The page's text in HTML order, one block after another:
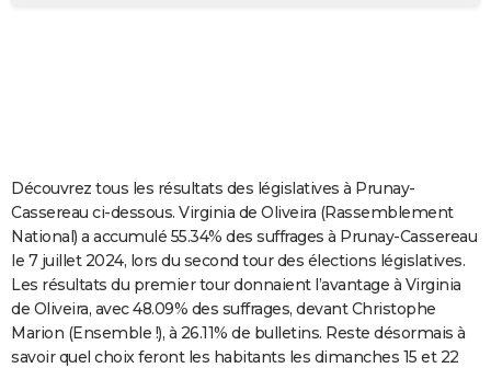
Carte de Noël
Carte Bonne année
Carte Saint-Valentin
Carte Pâques
Carte d'anniversaire
DICTIONNAIRE
Dictionnaire
Biographies
Citations
Expressions
Proverbes
PROGRAMME TV
COPAINS D'AVANT
S'inscrire
Se connecter
Lycées
Collèges
Primaires
Universités
Entreprises
Service militaire
Avis de recherche
AVIS DE DÉCÈS
Découvrez tous les résultats des législatives à Prunay-
Cassereau ci-dessous. Virginia de Oliveira (Rassemblement
National) a accumulé 55.34% des suffrages à Prunay-Cassereau
le 7 juillet 2024, lors du second tour des élections législatives.
Les résultats du premier tour donnaient l’avantage à Virginia
de Oliveira, avec 48.09% des suffrages, devant Christophe
Marion (Ensemble !), à 26.11% de bulletins. Reste désormais à
savoir quel choix feront les habitants les dimanches 15 et 22